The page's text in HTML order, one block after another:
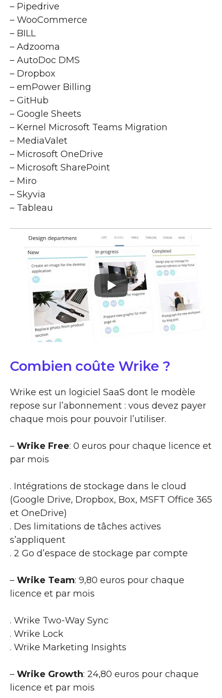
– Pipedrive
– WooCommerce
– BILL
– Adzooma
– AutoDoc DMS
– Dropbox
– emPower Billing
– GitHub
– Google Sheets
– Kernel Microsoft Teams Migration
– MediaValet
– Microsoft OneDrive
– Microsoft SharePoint
– Miro
– Skyvia
– Tableau
Combien coûte Wrike ?
Wrike est un logiciel SaaS dont le modèle
repose sur l’abonnement : vous devez payer
chaque mois pour pouvoir l’utiliser.
– Wrike Free: 0 euros pour chaque licence et
par mois
. Intégrations de stockage dans le cloud
(Google Drive, Dropbox, Box, MSFT Office 365
et OneDrive)
. Des limitations de tâches actives
s’appliquent
. 2 Go d’espace de stockage par compte
– Wrike Team: 9,80 euros pour chaque
licence et par mois
. Wrike Two-Way Sync
. Wrike Lock
. Wrike Marketing Insights
– Wrike Growth: 24,80 euros pour chaque
licence et par mois